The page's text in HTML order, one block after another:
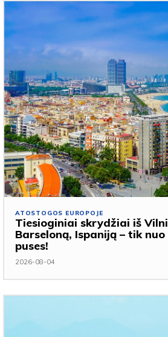
ATOSTOGOS EUROPOJE
Tiesioginiai skrydžiai iš
Barseloną, Ispaniją – tik
puses!
2026-08-04